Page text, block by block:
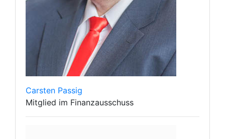
Carsten Passig
Mitglied im Finanzausschuss